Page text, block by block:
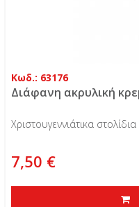
Κωδ.: 63176
Διάφανη ακρυλική
Χριστουγεννιάτικα
7,50 €